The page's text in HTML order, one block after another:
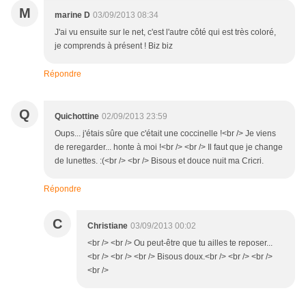
M marine D 03/09/2013 08:34
J'ai vu ensuite sur le net, c'est l'autre côté qui est très coloré,
je comprends à présent ! Biz biz
Répondre
Q Quichottine 02/09/2013 23:59
Oups... j'étais sûre que c'était une coccinelle !<br /> Je viens
de reregarder... honte à moi !<br /> <br /> Il faut que je change
de lunettes. :(<br /> <br /> Bisous et douce nuit ma Cricri.
Répondre
C Christiane 03/09/2013 00:02
<br /> <br /> Ou peut-être que tu ailles te reposer...
<br /> <br /> <br /> Bisous doux.<br /> <br /> <br />
<br />